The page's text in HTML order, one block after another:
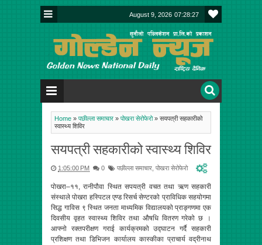
August 9, 2026 07:28:27
Home » पछील्ला समाचार » पोखरा सेरोफेरो » सयपत्री सहकारीको
स्वास्थ्य शिविर
सयपत्री सहकारीको स्वास्थ्य शिविर
1:05:00 PM 0 पछील्ला समाचार पोखरा सेरोफेरो
पोखरा–११, रानीपौवा स्थित सपयत्री वचत तथा ऋण सहकारी
संस्थाले पोखरा हस्पिटल एण्ड रिसर्च सेण्टरको प्राविधिक सहयोगमा
सिद्ध गाविस ९ स्थित जनता माध्यमिक विद्यालयको प्राङ्गणमा एक
दिवसीय वृहत स्वास्थ्य शिविर तथा औषधि वितरण गरेको छ ।
आफ्नो रक्तपरीक्षण गराई कार्यक्रमको उद्घाटन गर्दै सहकारी
प्रशिक्षण तथा डिभिजन कार्यालय कास्कीका प्राचार्य वद्रीनाथ